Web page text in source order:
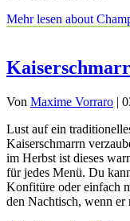
Mehr lesen about
Von Maxime Vorraro |
Lust auf ein
Kaiserschmarrn
im Herbst ist dieses
für jedes Menü. Du
Konfitüre oder einfach
den Nachtisch, wenn